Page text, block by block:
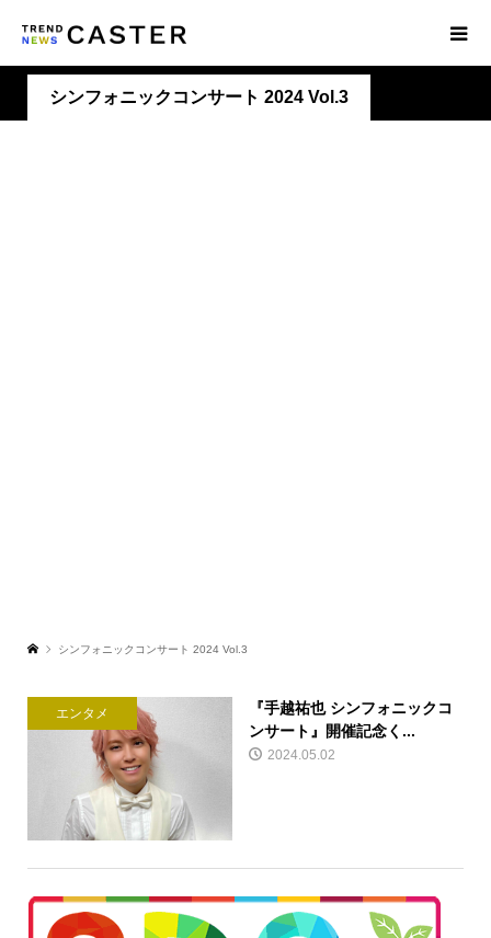
シンフォニックコンサート 2024 Vol.3
シンフォニックコンサート 2024 Vol.3
エンタメ
『手越祐也 シンフォニックコ
ンサート』開催記念く...
2024.05.02